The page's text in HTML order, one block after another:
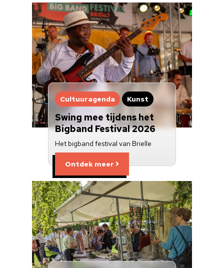
Cultuuragenda Kunst
Swing mee tijdens het
Bigband Festival 2026
Het bigband festival van Brielle
Ontdek meer